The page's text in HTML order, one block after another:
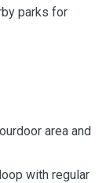
parks for
area and
with regular